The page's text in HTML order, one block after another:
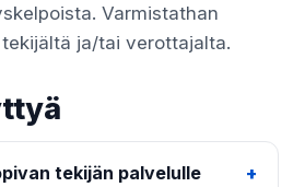
Varmistathan
ja/tai verottajalta.
tekijän palvelulle